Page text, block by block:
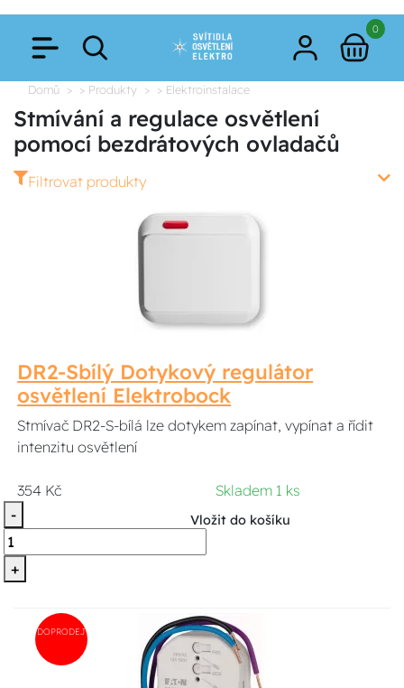
0
Domů > Produkty > Elektroinstalace
Stmívání a regulace osvětlení
pomocí bezdrátových ovladačů
Filtrovat produkty
DR2-Sbílý Dotykový regulátor
osvětlení Elektrobock
Stmívač DR2-S-bílá lze dotykem zapínat, vypínat a řídit
intenzitu osvětlení
354 Kč
Skladem 1 ks
-
+
Vložit do košíku
DOPRODEJ